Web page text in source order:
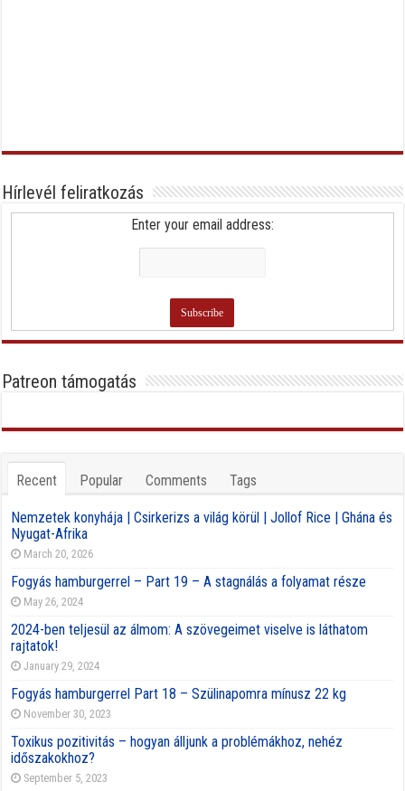
Hírlevél feliratkozás
Enter your email address:
Patreon támogatás
Recent Popular Comments Tags
Nemzetek konyhája | Csirkerizs a világ körül | Jollof Rice | Ghána és
Nyugat-Afrika
March 20, 2026
Fogyás hamburgerrel – Part 19 – A stagnálás a folyamat része
May 26, 2024
2024-ben teljesül az álmom: A szövegeimet viselve is láthatom
rajtatok!
January 29, 2024
Fogyás hamburgerrel Part 18 – Szülinapomra mínusz 22 kg
November 30, 2023
Toxikus pozitivitás – hogyan álljunk a problémákhoz, nehéz
időszakokhoz?
September 5, 2023